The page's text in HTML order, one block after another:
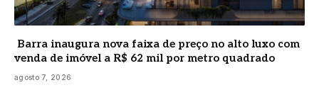
Barra inaugura nova faixa de preço no alto luxo com
venda de imóvel a R$ 62 mil por metro quadrado
agosto 7, 2026